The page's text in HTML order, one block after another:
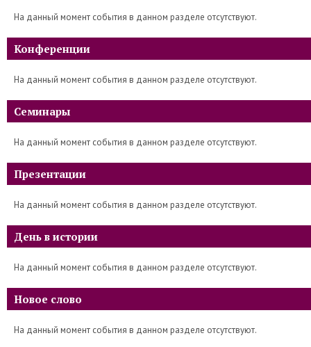
На данный момент события в данном разделе отсутствуют.
Конференции
На данный момент события в данном разделе отсутствуют.
Семинары
На данный момент события в данном разделе отсутствуют.
Презентации
На данный момент события в данном разделе отсутствуют.
День в истории
На данный момент события в данном разделе отсутствуют.
Новое слово
На данный момент события в данном разделе отсутствуют.